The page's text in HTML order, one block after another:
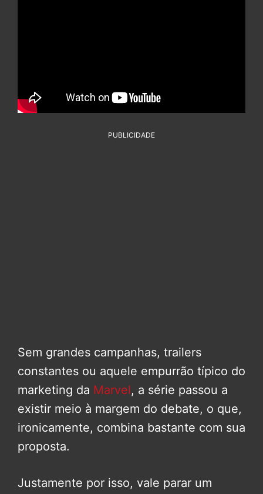
PUBLICIDADE
Sem grandes campanhas, trailers
constantes ou aquele empurrão típico do
marketing da Marvel, a série passou a
existir meio à margem do debate, o que,
ironicamente, combina bastante com sua
proposta.
Justamente por isso, vale parar um